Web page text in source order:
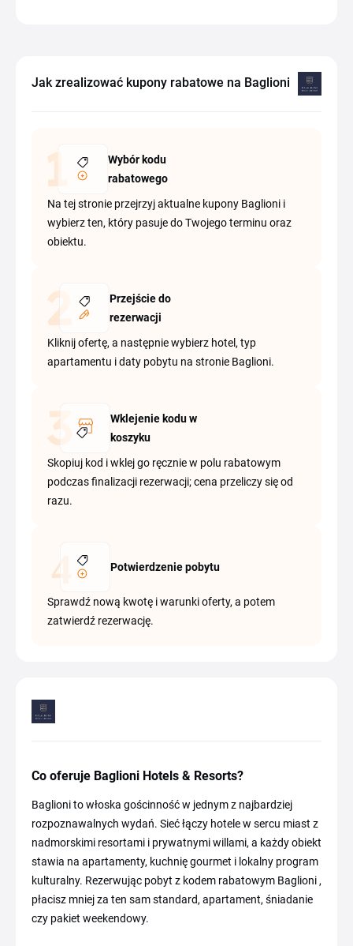
Jak zrealizować kupony rabatowe na Baglioni
Wybór kodu
rabatowego
Na tej stronie przejrzyj aktualne kupony Baglioni i
wybierz ten, który pasuje do Twojego terminu oraz
obiektu.
Przejście do
rezerwacji
Kliknij ofertę, a następnie wybierz hotel, typ
apartamentu i daty pobytu na stronie Baglioni.
Wklejenie kodu w
koszyku
Skopiuj kod i wklej go ręcznie w polu rabatowym
podczas finalizacji rezerwacji; cena przeliczy się od
razu.
Potwierdzenie pobytu
Sprawdź nową kwotę i warunki oferty, a potem
zatwierdź rezerwację.
Co oferuje Baglioni Hotels & Resorts?
Baglioni to włoska gościnność w jednym z najbardziej
rozpoznawalnych wydań. Sieć łączy hotele w sercu miast z
nadmorskimi resortami i prywatnymi willami, a każdy obiekt
stawia na apartamenty, kuchnię gourmet i lokalny program
kulturalny. Rezerwując pobyt z kodem rabatowym Baglioni ,
płacisz mniej za ten sam standard, apartament, śniadanie
czy pakiet weekendowy.